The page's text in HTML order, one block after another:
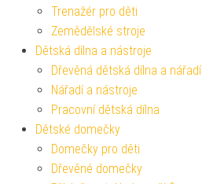
Trenažér pro děti
Zemědělské stroje
Dětská dílna a nástroje
Dřevěná dětská dílna a nářadí
Nářadí a nástroje
Pracovní dětská dílna
Dětské domečky
Domečky pro děti
Dřevěné domečky